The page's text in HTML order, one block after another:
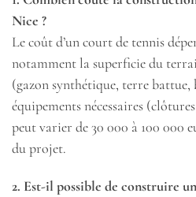
Nice ?
Le coût d’un court de tennis
notamment la superficie du
(gazon synthétique, terre battue,
équipements nécessaires
peut varier de 30 000 à 100 000
du projet.
2. Est-il possible de construire